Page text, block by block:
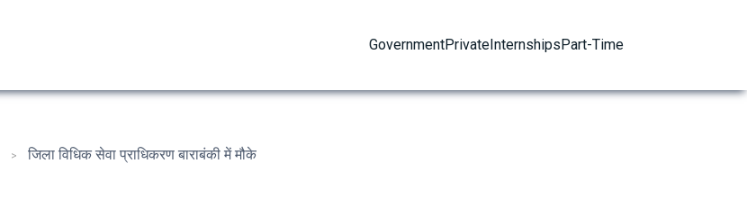
GovernmentPrivate Internships Part-Time
जिला विधिक सेवा प्राधिकरण बाराबंकी में मौके